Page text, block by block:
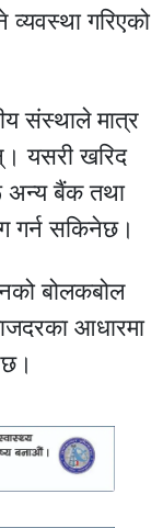
गरिएको
संस्थाले मात्र
यसरी खरिद
अन्य बैंक तथा
गर्न सकिनेछ।
बोलकबोल
आधारमा